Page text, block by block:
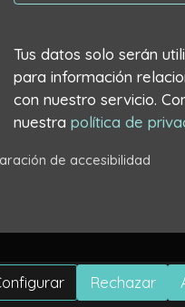
Tus datos solo serán
para información
con nuestro servicio.
nuestra política de
de accesibilidad
Rechazar